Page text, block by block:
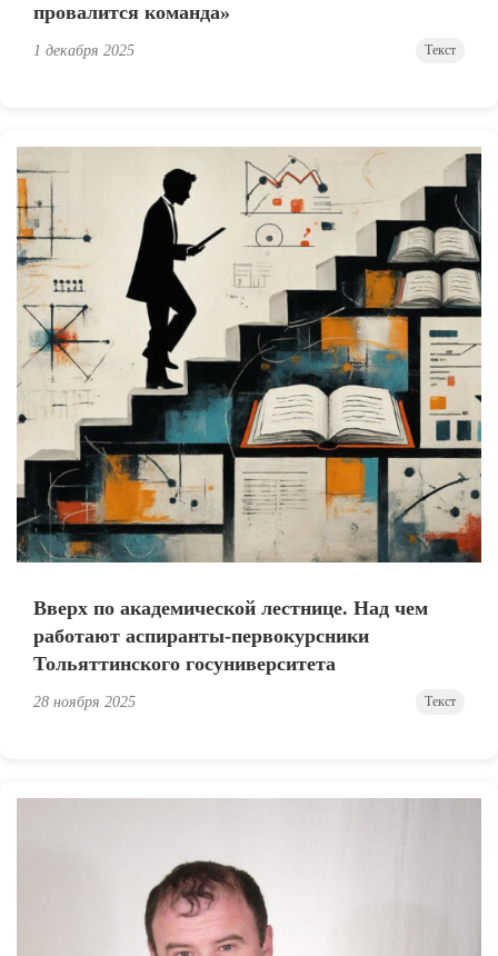
провалится команда»
1 декабря 2025 Текст
Вверх по академической лестнице. Над чем
работают аспиранты-первокурсники
Тольяттинского госуниверситета
28 ноября 2025 Текст